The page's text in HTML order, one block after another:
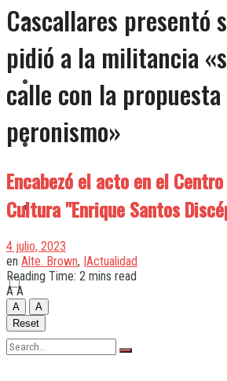
Lanús
Lomas
Quilmes
Varela
Cascallares presentó
pidió a la militancia
calle con la
peronismo»
Encabezó el acto en el
Cultura "Enrique Santos
4 julio, 2023
en Alte. Brown, |Actualidad
Reading Time: 2 mins read
A A
A
A
Reset